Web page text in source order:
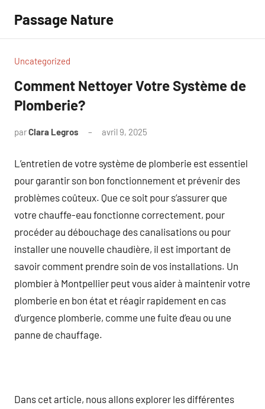
contenu
Passage Nature
Uncategorized
Comment Nettoyer Votre Système de
Plomberie?
parClara Legros avril 9, 2025
L’entretien de votre système de plomberie est essentiel
pour garantir son bon fonctionnement et prévenir des
problèmes coûteux. Que ce soit pour s’assurer que
votre chauffe-eau fonctionne correctement, pour
procéder au débouchage des canalisations ou pour
installer une nouvelle chaudière, il est important de
savoir comment prendre soin de vos installations. Un
plombier à Montpellier peut vous aider à maintenir votre
plomberie en bon état et réagir rapidement en cas
d’urgence plomberie, comme une fuite d’eau ou une
panne de chauffage.
Dans cet article, nous allons explorer les différentes